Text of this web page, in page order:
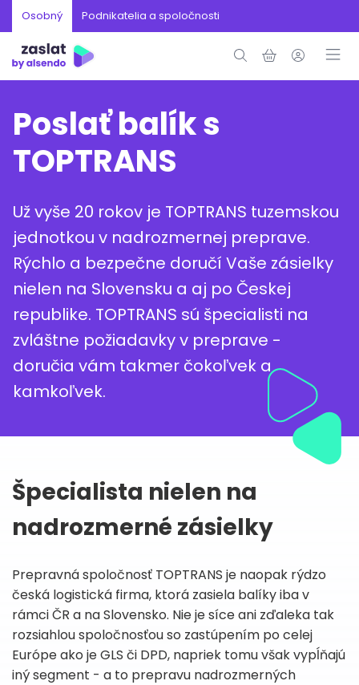
Osobný Podnikatelia a spoločnosti
Poslať balík s
TOPTRANS
Už vyše 20 rokov je TOPTRANS tuzemskou
jednotkou v nadrozmernej preprave.
Rýchlo a bezpečne doručí Vaše zásielky
nielen na Slovensku a aj po Českej
republike. TOPTRANS sú špecialisti na
zvláštne požiadavky v preprave -
doručia vám takmer čokoľvek a
kamkoľvek.
Špecialista nielen na
nadrozmerné zásielky
Prepravná spoločnosť TOPTRANS je naopak rýdzo
česká logistická firma, ktorá zasiela balíky iba v
rámci ČR a na Slovensko. Nie je síce ani zďaleka tak
rozsiahlou spoločnosťou so zastúpením po celej
Európe ako je GLS či DPD, napriek tomu však vypĺňajú
iný segment - a to prepravu nadrozmerných